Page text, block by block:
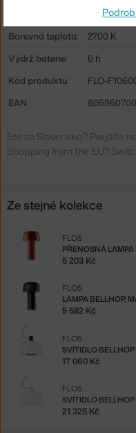
ano,
Barevná teplota:
2700 K
Výdrž baterie:
6 h
Kód produktu
FLO-
EAN
Ste zo Slovenska? Prejdite na
Shopping from the EU?
Ze stejné kolekce
PŘENOSNÁ LAMPA
FLOS
5 203 Kč
LAMPA BELLHOP,
FLOS
5 582 Kč
SVÍTIDLO BELLHOP
FLOS
17 060 Kč
SVÍTIDLO
FLOS
21 325 Kč